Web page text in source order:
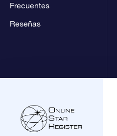
Frecuentes
Reseñas